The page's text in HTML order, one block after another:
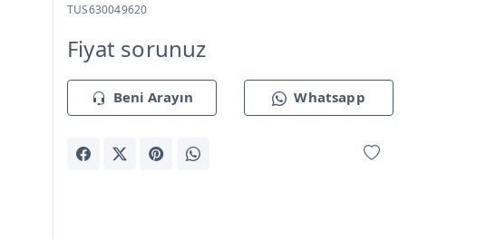
TUS630049620
Fiyat sorunuz
Beni Arayın Whatsapp